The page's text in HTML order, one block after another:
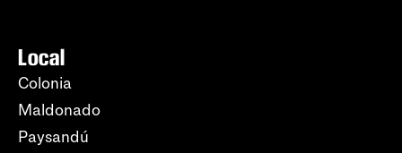
Local
Colonia
Maldonado
Paysandú